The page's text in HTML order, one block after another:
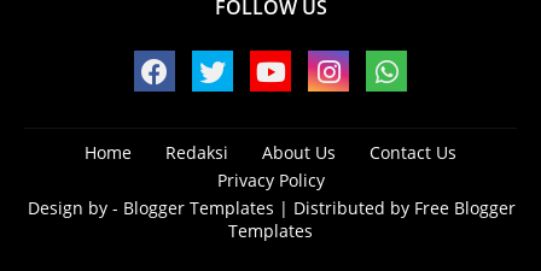
FOLLOW US
Home Redaksi About Us
Contact Us
Privacy Policy
Design by - Blogger Templates | Distributed by Free Blogger
Templates